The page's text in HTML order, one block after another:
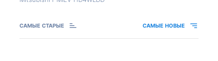
САМЫЕ СТАРЫЕ САМЫЕ НОВЫЕ